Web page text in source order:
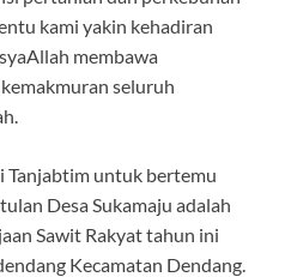
kami yakin kehadiran
membawa
seluruh
Tanjabtim untuk bertemu
Desa Sukamaju adalah
Sawit Rakyat tahun ini
Kecamatan Dendang.